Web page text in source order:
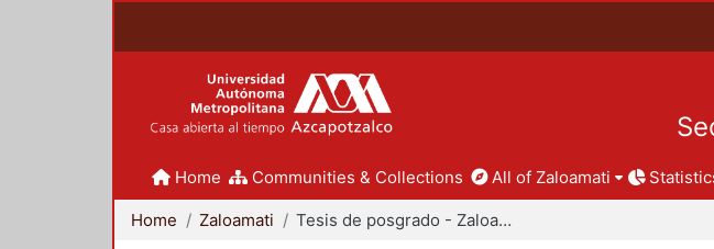
Home Communities & Collections All of Zaloamati
Home Zaloamati Tesis de posgrado - Zaloamati